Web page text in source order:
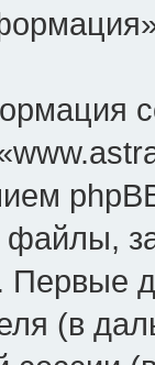
файлы,
Первые
(в